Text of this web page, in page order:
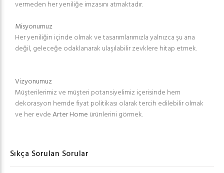
vermeden her yeniliğe imzasını atmaktadır.
Misyonumuz
Her yeniliğin içinde olmak ve tasarımlarımızla yalnızca şu ana
değil, geleceğe odaklanarak ulaşılabilir zevklere hitap etmek.
Vizyonumuz
Müşterilerimiz ve müşteri potansiyelimiz içerisinde hem
dekorasyon hemde fiyat politikası olarak tercih edilebilir olmak
ve her evdeArter Home ürünlerini görmek.
Sıkça Sorulan Sorular